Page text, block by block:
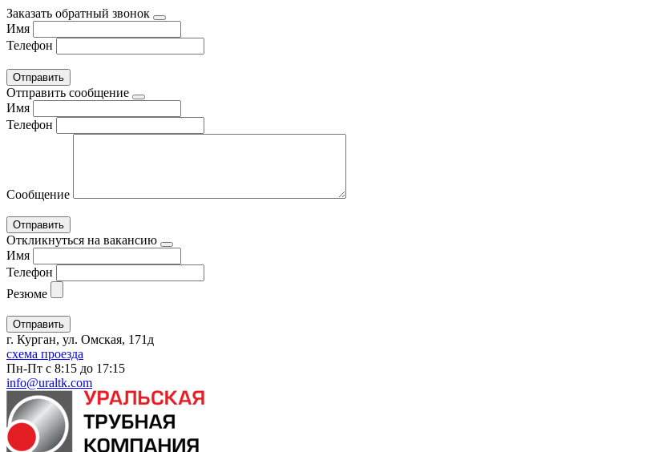
Заказать обратный звонок
Имя
Телефон
Отправить сообщение
Имя
Телефон
Сообщение
Откликнуться на вакансию
Имя
Телефон
Резюме
г. Курган, ул. Омская, 171д
схема проезда
Пн-Пт с 8:15 до 17:15
info@uraltk.com